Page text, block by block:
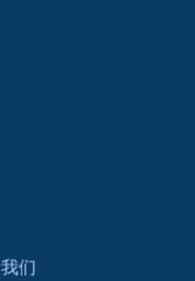
们